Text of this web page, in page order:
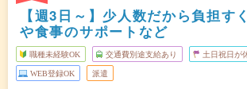
【週3日～】少人数だから負担す
や食事のサポートなど
職種未経験OK 交通費別途支給あり 土日祝日が
WEB登録OK 派遣